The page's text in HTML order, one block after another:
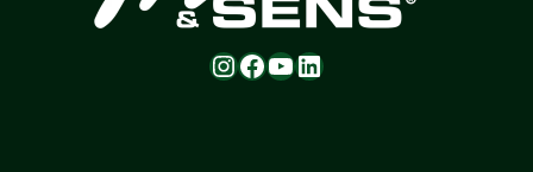
Instagram
Facebook
YouTube
LinkedIn